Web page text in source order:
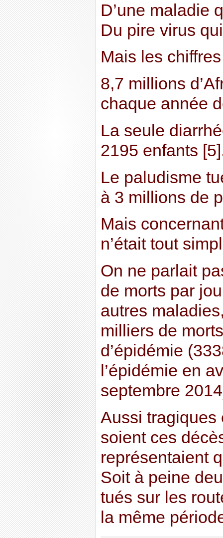
D’une maladie
Du pire virus
Mais les
8,7 millions
chaque année
La seule
2195 enfants
Le paludisme
à 3 millions de
Mais
n’était tout
On ne parlait
de morts par
autres
milliers de
d’épidémie
l’épidémie en
septembre
Aussi tragiques
soient ces
représentaient
Soit à peine
tués sur les
la même